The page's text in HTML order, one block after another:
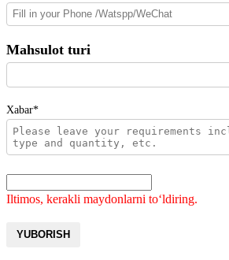
Mahsulot turi
Xabar*
Iltimos, kerakli maydonlarni toʻldiring.
YUBORISH